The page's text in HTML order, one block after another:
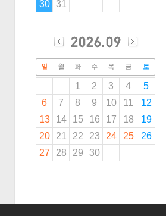
30
31
1 2 3 4
5
6
7 8 9 10 11
12
13
14 15 16 17 18
19
20
21 22 23 24 25
26
27
28 29 30